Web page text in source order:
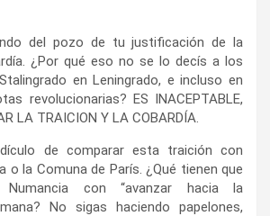
del pozo de tu justificación de la
¿Por qué eso no se lo decís a los
en Leningrado, e incluso en
revolucionarias? ES INACEPTABLE,
LA TRAICION Y LA COBARDÍA.
de comparar esta traición con
o la Comuna de París. ¿Qué tienen que
con “avanzar hacia la
No sigas haciendo papelones,